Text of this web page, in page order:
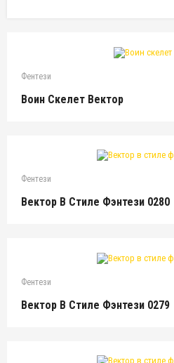
Фентези
Воин Скелет Вектор
Фентези
Вектор В Стиле Фэнтези 0280
Фентези
Вектор В Стиле Фэнтези 0279